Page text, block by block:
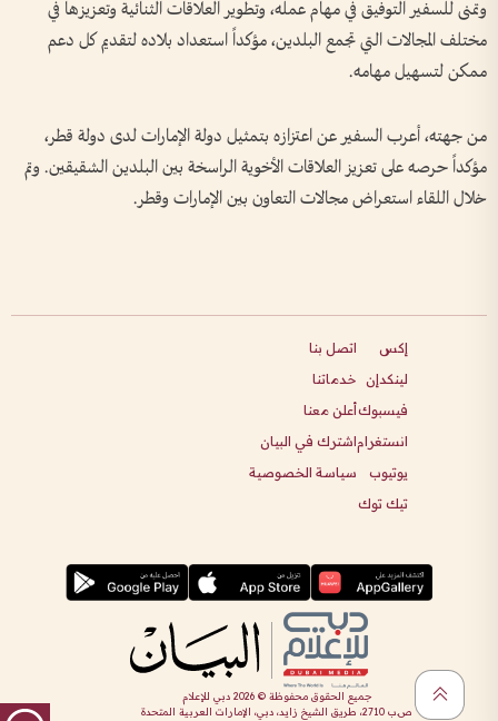
وتمنى للسفير التوفيق في مهام عمله، وتطوير العلاقات الثنائية وتعزيزها في
مختلف المجالات التي تجمع البلدين، مؤكداً استعداد بلاده لتقديم كل دعم
ممكن لتسهيل مهامه.
من جهته، أعرب السفير عن اعتزازه بتمثيل دولة الإمارات لدى دولة قطر،
مؤكداً حرصه على تعزيز العلاقات الأخوية الراسخة بين البلدين الشقيقين. وتم
خلال اللقاء استعراض مجالات التعاون بين الإمارات وقطر.
إكس
لينكدإن
فيسبوك
انستغرام
يوتيوب
تيك توك
اتصل بنا
خدماتنا
أعلن معنا
اشترك في البيان
سياسة الخصوصية
جميع الحقوق محفوظة ©2026 دبي للإعلام
ص.ب 2710، طريق الشيخ زايد، دبي، الإمارات العربية المتحدة